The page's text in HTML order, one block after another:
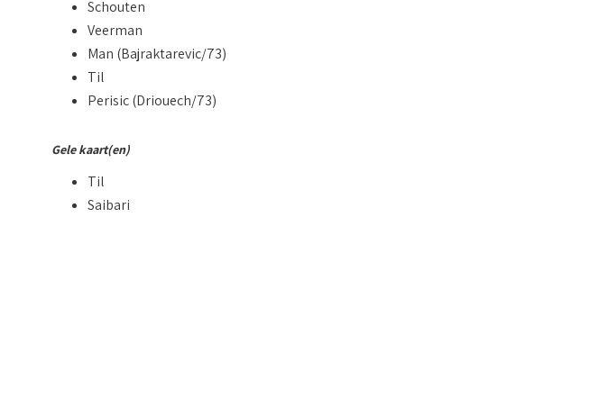
Schouten
Veerman
Man (Bajraktarevic/73)
Til
Perisic (Driouech/73)
Gele kaart(en)
Til
Saibari